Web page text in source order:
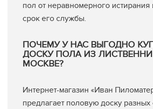
пол от неравномерного истирания
срок его службы.
ПОЧЕМУ У НАС ВЫГОДНО
ДОСКУ ПОЛА ИЗ
МОСКВЕ?
Интернет-магазин «Иван
предлагает половую доску разных